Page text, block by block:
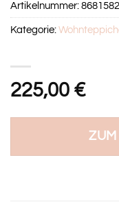
225,00 €
Artikelnummer:
Kategorie: